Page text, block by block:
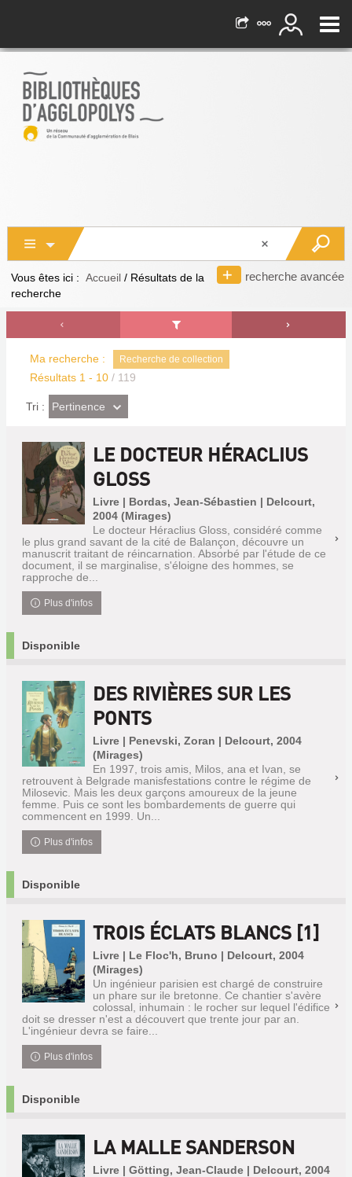
recherche avancée
Vous êtes ici : Accueil / Résultats de la
recherche
Ma recherche : Recherche de collection
Résultats 1 - 10 / 119
Tri : (Effet
imédiat)
Pertinence
LE DOCTEUR HÉRACLIUS
GLOSS
Livre | Bordas, Jean-Sébastien | Delcourt,
2004 (Mirages)
Le docteur Héraclius Gloss, considéré comme
le plus grand savant de la cité de Balançon, découvre un
manuscrit traitant de réincarnation. Absorbé par l'étude de ce
document, il se marginalise, s'éloigne des hommes, se
rapproche de...
Plus d'infos
Disponible
DES RIVIÈRES SUR LES
PONTS
Livre | Penevski, Zoran | Delcourt, 2004
(Mirages)
En 1997, trois amis, Milos, ana et Ivan, se
retrouvent à Belgrade manisfestations contre le régime de
Milosevic. Mais les deux garçons amoureux de la jeune
femme. Puis ce sont les bombardements de guerre qui
commencent en 1999. Un...
Plus d'infos
Disponible
TROIS ÉCLATS BLANCS [1]
Livre | Le Floc'h, Bruno | Delcourt, 2004
(Mirages)
Un ingénieur parisien est chargé de construire
un phare sur ile bretonne. Ce chantier s'avère
colossal, inhumain : le rocher sur lequel l'édifice
doit se dresser n'est a découvert que trente jour par an.
L'ingénieur devra se faire...
Plus d'infos
Disponible
LA MALLE SANDERSON
Livre | Götting, Jean-Claude | Delcourt, 2004